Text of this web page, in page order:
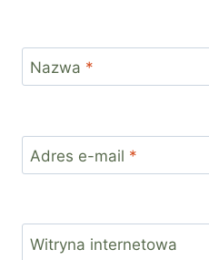
Nazwa *
Adres e-mail *
Witryna internetowa